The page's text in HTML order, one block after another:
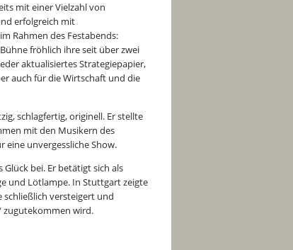
mit einer Vielzahl von
erfolgreich mit
Rahmen des Festabends:
fröhlich ihre seit über zwei
aktualisiertes Strategiepapier,
auch für die Wirtschaft und die
schlagfertig, originell. Er stellte
mit den Musikern des
eine unvergessliche Show.
bei. Er betätigt sich als
und Lötlampe. In Stuttgart zeigte
versteigert und
zugutekommen wird.